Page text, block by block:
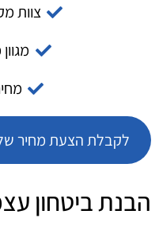
צוות
לקבלת הצעת מחיר
הבנת ביטחון